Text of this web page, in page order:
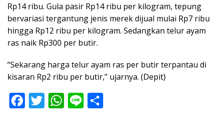
Rp14 ribu. Gula pasir Rp14 ribu per kilogram, tepung
bervariasi tergantung jenis merek dijual mulai Rp7 ribu
hingga Rp12 ribu per kilogram. Sedangkan telur ayam
ras naik Rp300 per butir.
“Sekarang harga telur ayam ras per butir terpantau di
kisaran Rp2 ribu per butir,” ujarnya. (Depit)
F T W Li